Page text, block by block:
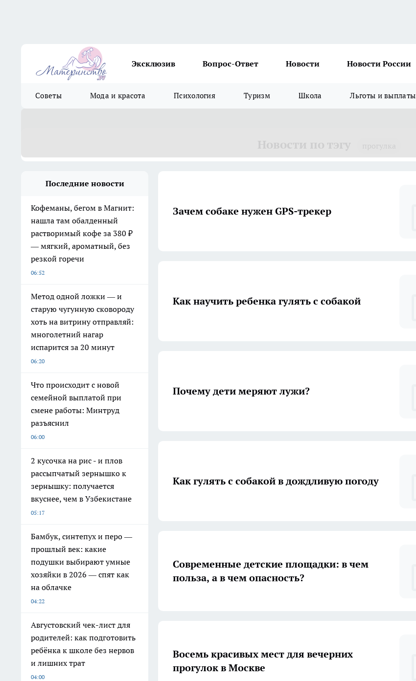
Эксклюзив Вопрос-Ответ Новости Новости России
Советы Мода и красота Психология Туризм Школа Льготы и выплаты
Последние новости
Кофеманы, бегом в Магнит:
нашла там обалденный
растворимый кофе за 380 ₽
— мягкий, ароматный, без
резкой горечи
06:52
Метод одной ложки — и
старую чугунную сковороду
хоть на витрину отправляй:
многолетний нагар
испарится за 20 минут
06:20
Что происходит с новой
семейной выплатой при
смене работы: Минтруд
разъяснил
06:00
2 кусочка на рис - и плов
рассыпчатый зернышко к
зернышку: получается
вкуснее, чем в Узбекистане
05:17
Бамбук, синтепух и перо —
прошлый век: какие
подушки выбирают умные
хозяйки в 2026 — спят как
на облачке
04:22
Августовский чек-лист для
родителей: как подготовить
ребёнка к школе без нервов
и лишних трат
04:00
Зачем собаке нужен GPS-трекер
Как научить ребенка гулять с собакой
Почему дети меряют лужи?
Как гулять с собакой в дождливую погоду
Современные детские площадки: в чем
польза, а в чем опасность?
Восемь красивых мест для вечерних
прогулок в Москве